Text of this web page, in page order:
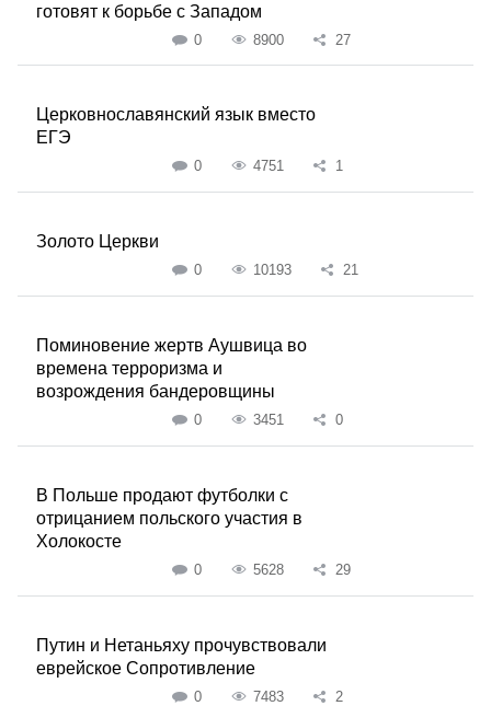
готовят к борьбе с Западом
0 8900 27
Церковнославянский язык вместо
ЕГЭ
0 4751 1
Золото Церкви
0 10193 21
Поминовение жертв Аушвица во
времена терроризма и
возрождения бандеровщины
0 3451 0
В Польше продают футболки с
отрицанием польского участия в
Холокосте
0 5628 29
Путин и Нетаньяху прочувствовали
еврейское Сопротивление
0 7483 2